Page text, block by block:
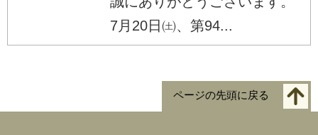
7月20日㈯、第94...
ページの先頭に戻る